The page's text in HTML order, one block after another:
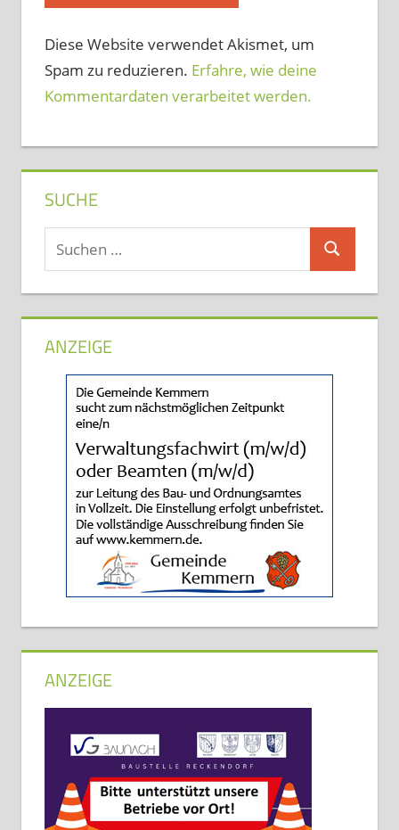
Diese Website verwendet Akismet, um
Spam zu reduzieren. Erfahre, wie deine
Kommentardaten verarbeitet werden.
SUCHE
Suchen
nach:
Suchen
ANZEIGE
ANZEIGE